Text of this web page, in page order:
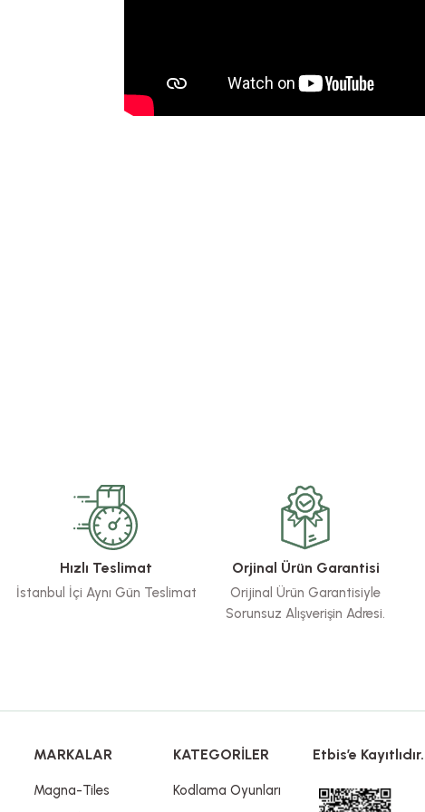
Hızlı Teslimat
İstanbul İçi Aynı Gün Teslimat
Orjinal Ürün Garantisi
Orijinal Ürün Garantisiyle
Sorunsuz Alışverişin Adresi.
MARKALAR
Magna-Tiles
KATEGORİLER
Kodlama Oyunları
Etbis’e Kayıtlıdır.